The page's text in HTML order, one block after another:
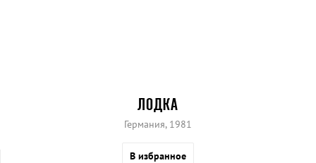
ЛОДКА
Германия, 1981
В избранное